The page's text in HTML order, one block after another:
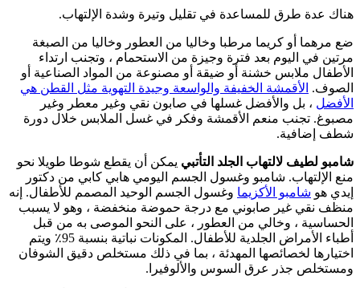
هناك عدة طرق للمساعدة في تقليل وتيرة وشدة الإلتهاب.
ضع مرهما أو كريما مرطبا وخاليا من العطور وخاليا من الصبغة
مرتين في اليوم بعد فترة وجيزة من الاستحمام ، وتجنب ارتداء
الأطفال ملابس خشنة أو ضيقة أو مصنوعة من المواد الصناعية أو
الصوف. الأقمشة الخفيفة والواسعة وجيدة التهوية مثل القطن هي
الأفضل ، بل والأفضل غسلها في صابون نقي وغير معطر وغير
مصبوغ. تجنب منعم الأقمشة وفكر في غسل الملابس خلال دورة
شطف إضافية.
شامبو لطيف لالتهاب الجلد التأتبي يمكن أن يقطع شوطا طويلا نحو
منع الإلتهاب. شامبو وغسول الجسم اليومي هابي كابي من دكتور
إيدي هو شامبو الأكزيما وغسول الجسم الوحيد المصمم للأطفال. إنه
منظف نقي غير صابوني مع درجة حموضة منخفضة ، وهو لا يسبب
الحساسية ، وخالي من العطور ، على النحو الموصى به من قبل
أطباء الأمراض الجلدية للأطفال. المكونات نباتية بنسبة 95٪ ويتم
اختيارها لخصائصها المهدئة ، بما في ذلك مستخلص دقيق الشوفان
ومستخلص جذر عرق السوس والألوفيرا.